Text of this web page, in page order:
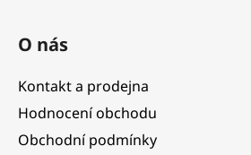
O nás
Kontakt a prodejna
Hodnocení obchodu
Obchodní podmínky